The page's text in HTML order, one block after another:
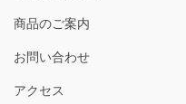
商品のご案内
お問い合わせ
アクセス